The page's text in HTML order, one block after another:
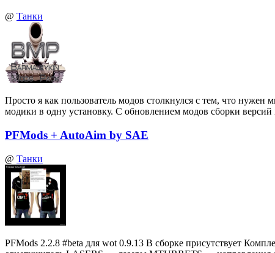
@ Танки
Просто я как пользователь модов столкнулся с тем, что
модики в одну установку. С обновлением модов сборки
PFMods + AutoAim by SAE
@ Танки
PFMods 2.2.8 #beta для wot 0.9.13 В сборке присутствует